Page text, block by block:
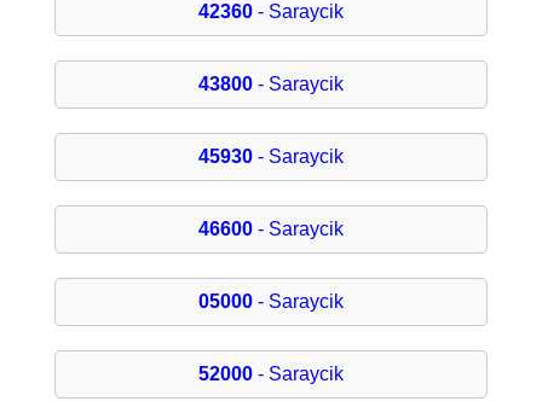
42360- Saraycik
43800- Saraycik
45930- Saraycik
46600- Saraycik
05000- Saraycik
52000- Saraycik